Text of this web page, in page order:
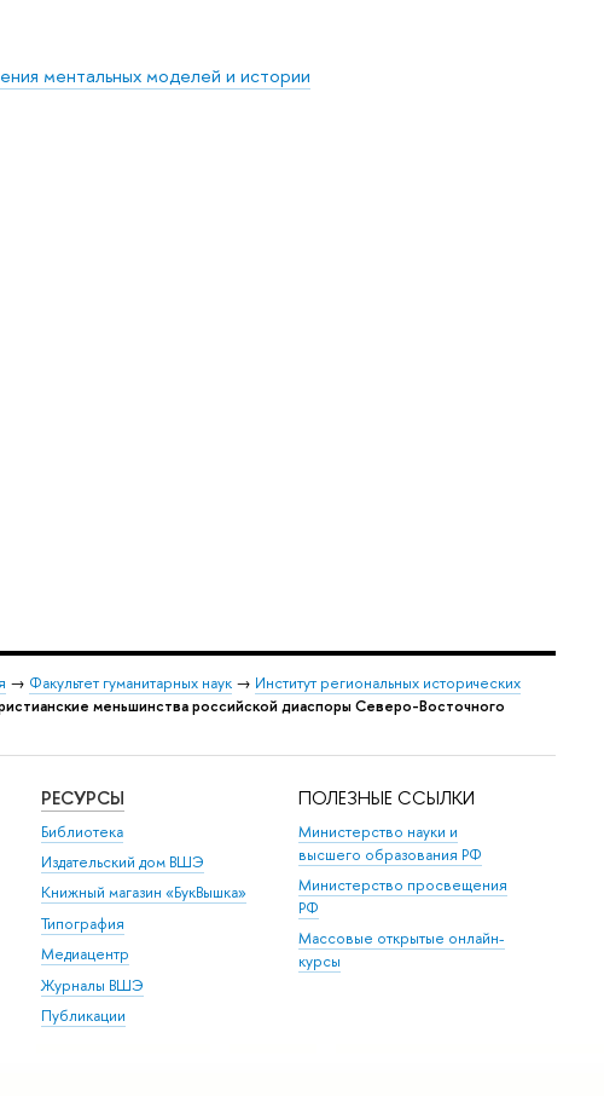
ментальных моделей и истории
→ Факультет гуманитарных наук → Институт региональных исторических
меньшинства российской диаспоры Северо-Восточного
РЕСУРСЫ
Библиотека
Издательский дом ВШЭ
Книжный магазин «БукВышка»
Типография
Медиацентр
Журналы ВШЭ
Публикации
ПОЛЕЗНЫЕ ССЫЛКИ
Министерство науки и
высшего образования РФ
Министерство просвещения
РФ
Массовые открытые онлайн-
курсы